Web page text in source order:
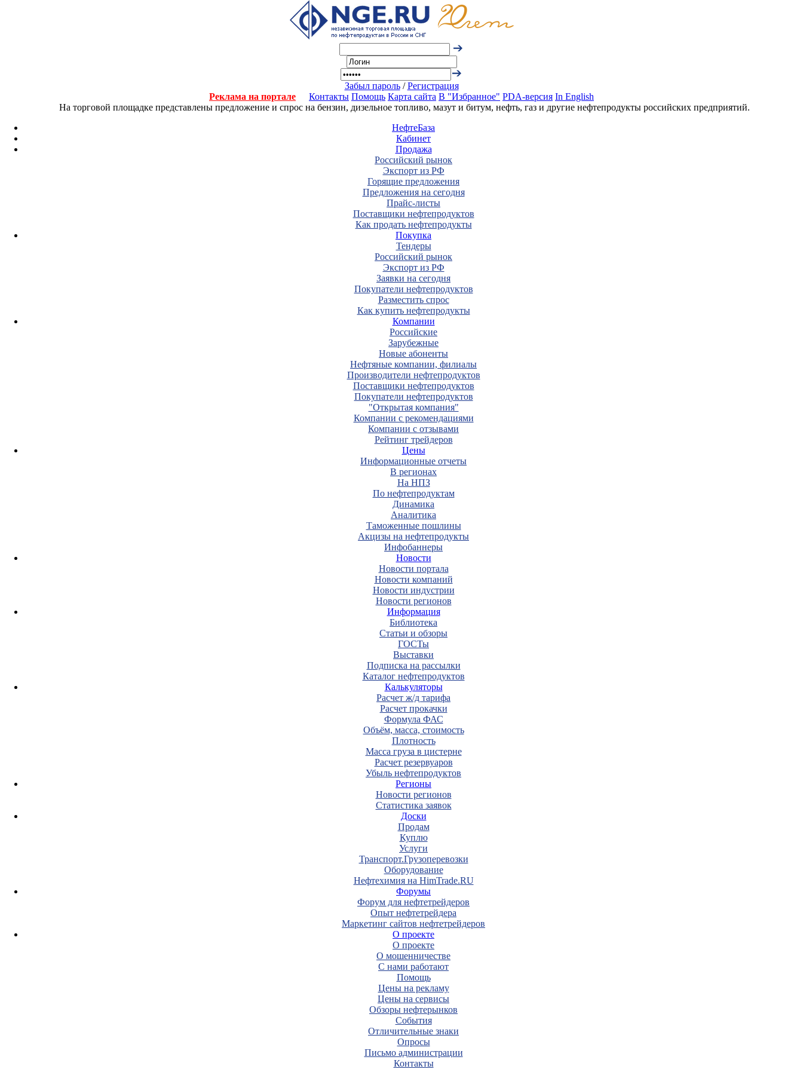
Забыл пароль/Регистрация
Реклама на портале
Контакты Помощь Карта сайта В "Избранное" PDA-версия In English
На торговой площадке представлены предложение и спрос на бензин, дизельное топливо, мазут и битум, нефть, газ и другие нефтепродукты российских предприятий.
НефтеБаза
Кабинет
Продажа
Российский рынок
Экспорт из РФ
Горящие предложения
Предложения на сегодня
Прайс-листы
Поставщики нефтепродуктов
Как продать нефтепродукты
Покупка
Тендеры
Российский рынок
Экспорт из РФ
Заявки на сегодня
Покупатели нефтепродуктов
Разместить спрос
Как купить нефтепродукты
Компании
Российские
Зарубежные
Новые абоненты
Нефтяные компании, филиалы
Производители нефтепродуктов
Поставщики нефтепродуктов
Покупатели нефтепродуктов
"Открытая компания"
Компании с рекомендациями
Компании с отзывами
Рейтинг трейдеров
Цены
Информационные отчеты
В регионах
На НПЗ
По нефтепродуктам
Динамика
Аналитика
Таможенные пошлины
Акцизы на нефтепродукты
Инфобаннеры
Новости
Новости портала
Новости компаний
Новости индустрии
Новости регионов
Информация
Библиотека
Статьи и обзоры
ГОСТы
Выставки
Подписка на рассылки
Каталог нефтепродуктов
Калькуляторы
Расчет ж/д тарифа
Расчет прокачки
Формула ФАС
Объём, масса, стоимость
Плотность
Масса груза в цистерне
Расчет резервуаров
Убыль нефтепродуктов
Регионы
Новости регионов
Статистика заявок
Доски
Продам
Куплю
Услуги
Транспорт.Грузоперевозки
Оборудование
Нефтехимия на HimTrade.RU
Форумы
Форум для нефтетрейдеров
Опыт нефтетрейдера
Маркетинг сайтов нефтетрейдеров
О проекте
О проекте
О мошенничестве
С нами работают
Помощь
Цены на рекламу
Цены на сервисы
Обзоры нефтерынков
События
Отличительные знаки
Опросы
Письмо администрации
Контакты